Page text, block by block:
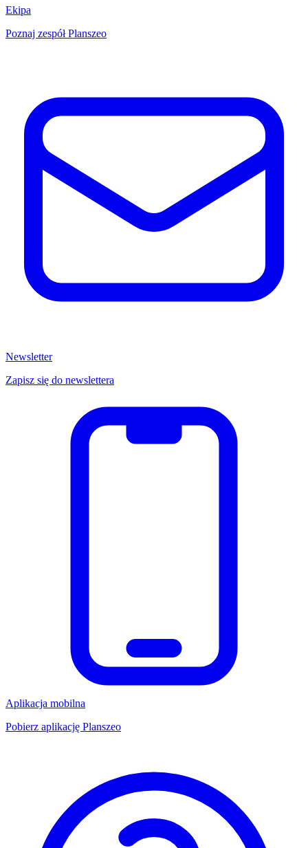
Ekipa
Poznaj zespół Planszeo
Newsletter
Zapisz się do newslettera
Aplikacja mobilna
Pobierz aplikację Planszeo